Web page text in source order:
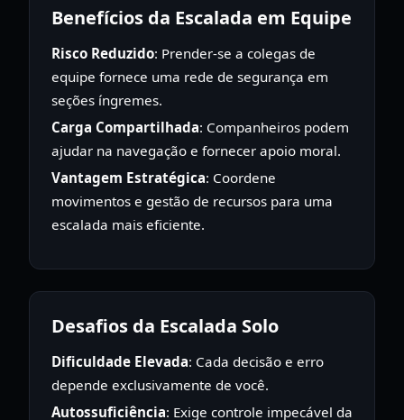
Benefícios da Escalada em Equipe
Risco Reduzido: Prender-se a colegas de
equipe fornece uma rede de segurança em
seções íngremes.
Carga Compartilhada: Companheiros podem
ajudar na navegação e fornecer apoio moral.
Vantagem Estratégica: Coordene
movimentos e gestão de recursos para uma
escalada mais eficiente.
Desafios da Escalada Solo
Dificuldade Elevada: Cada decisão e erro
depende exclusivamente de você.
Autossuficiência: Exige controle impecável da